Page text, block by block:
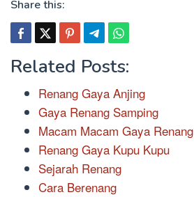
Share this:
Related Posts:
Renang Gaya Anjing
Gaya Renang Samping
Macam Macam Gaya Renang
Renang Gaya Kupu Kupu
Sejarah Renang
Cara Berenang